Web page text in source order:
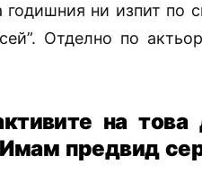
ни изпит по
Отделно по
на
Имам предвид